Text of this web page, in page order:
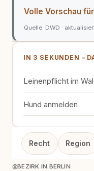
Volle Vorschau
Quelle: DWD ·
IN 3 SEKUNDEN –
Leinenpflicht im
Hund anmelden
Recht Region
◎BEZIRK IN BERLIN